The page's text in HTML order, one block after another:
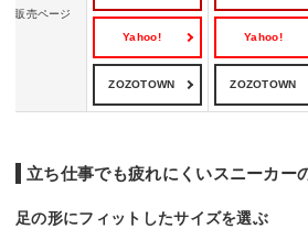
販売ページ
Yahoo!
ZOZOTOWN
Yahoo!
ZOZOTOWN
立ち仕事でも疲れにくいスニーカー
足の形にフィットしたサイズを選ぶ